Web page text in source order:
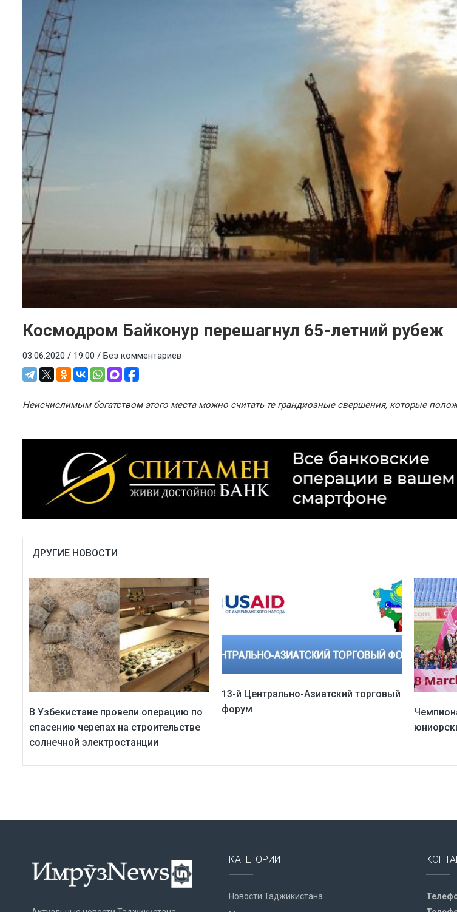
Космодром Байконур перешагнул 65-летний рубеж
03.06.2020 / 19:00 / Без комментариев
Неисчислимым богатством этого места можно считать те грандиозные свершения, которые
ДРУГИЕ НОВОСТИ
В Узбекистане провели операцию по
спасению черепах на строительстве
солнечной электростанции
13-й Центрально-Азиатский торговый
форум
КАТЕГОРИИ
Новости Таджикистана